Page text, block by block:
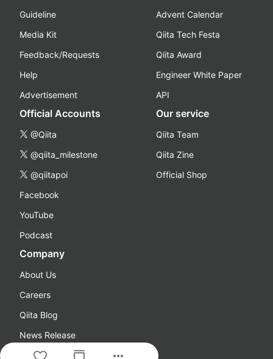
Guideline
Media Kit
Feedback/Requests
Help
Advertisement
Advent Calendar
Qiita Tech Festa
Qiita Award
Engineer White Paper
API
Official Accounts
@Qiita
@qiita_milestone
@qiitapoi
Facebook
YouTube
Podcast
Our service
Qiita Team
Qiita Zine
Official Shop
Company
About Us
Careers
Qiita Blog
News Release